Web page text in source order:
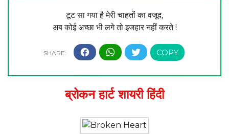
टूट सा गया है मेरी चाहतों का वजूद,
अब कोई अच्छा भी लगे तो इजहार नहीं करते !
ब्रोकन हार्ट शायरी हिंदी